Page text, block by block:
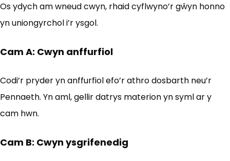
Os ydych am wneud cwyn, rhaid cyflwyno’r gŵyn honno
yn uniongyrchol i’r ysgol.
Cam A: Cwyn anffurfiol
Codi’r pryder yn anffurfiol efo’r athro dosbarth neu’r
Pennaeth. Yn aml, gellir datrys materion yn syml ar y
cam hwn.
Cam B: Cwyn ysgrifenedig